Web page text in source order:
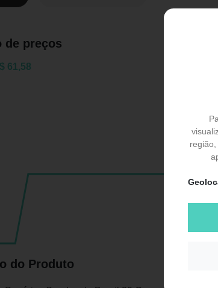
de preços
61,58
do Produto